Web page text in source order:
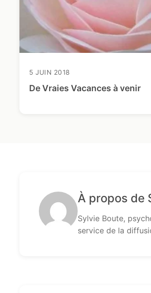
5 JUIN 2018
De Vraies Vacances à venir
À propos de
Sylvie Boute,
service de la